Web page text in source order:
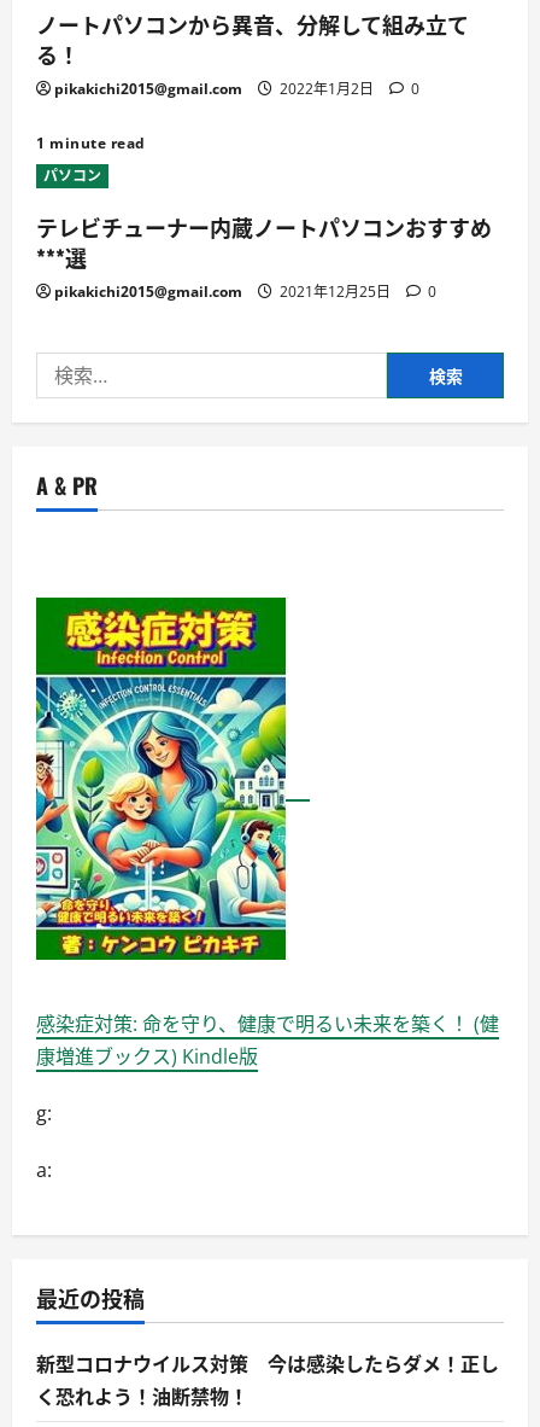
ノートパソコンから異音、分解して組み立て
る！
pikakichi2015@gmail.com 2022年1月2日 0
1 minute read
パソコン
テレビチューナー内蔵ノートパソコンおすすめ
***選
pikakichi2015@gmail.com 2021年12月25日 0
索:
A & PR
感染症対策: 命を守り、健康で明るい未来を築く！ (健
康増進ブックス) Kindle版
g:
a:
最近の投稿
新型コロナウイルス対策 今は感染したらダメ！正し
く恐れよう！油断禁物！